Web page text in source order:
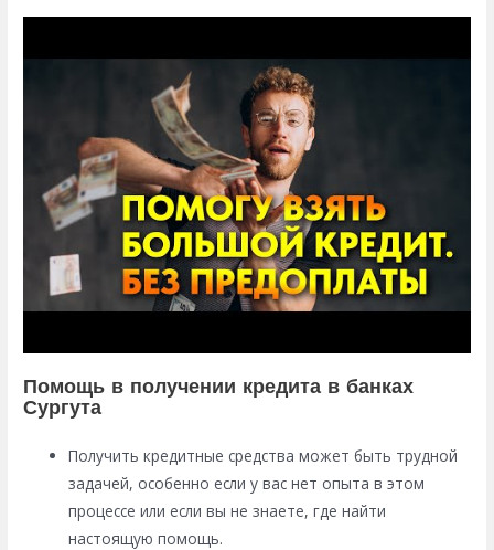
Помощь в получении кредита в банках
Сургута
Получить кредитные средства может быть трудной
задачей, особенно если у вас нет опыта в этом
процессе или если вы не знаете, где найти
настоящую помощь.